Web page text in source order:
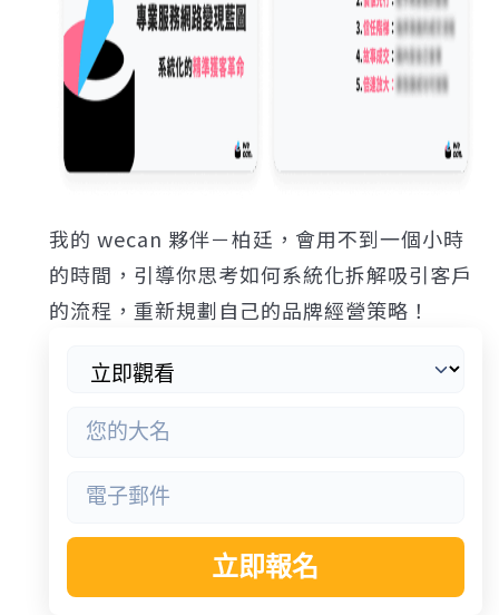
我的 wecan 夥伴－柏廷，會用不到一個小時
的時間，引導你思考如何系統化拆解吸引客戶
的流程，重新規劃自己的品牌經營策略！
立即報名